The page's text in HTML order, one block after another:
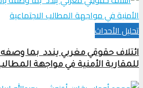
تحلیل الأحداث
ائتلاف حقوقي مغربي يندد بما وصفه
للمقاربة الأمنية في مواجهة